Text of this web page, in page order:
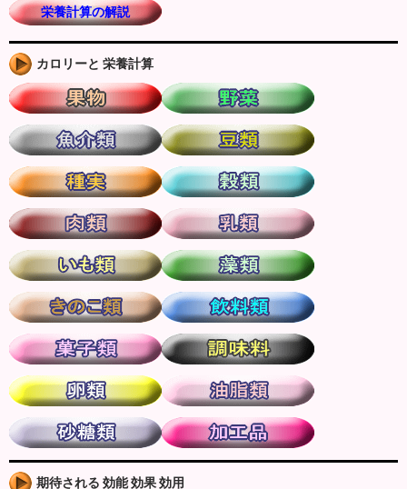
栄養計算の解説
カロリーと 栄養計算
期待される 効能 効果 効用